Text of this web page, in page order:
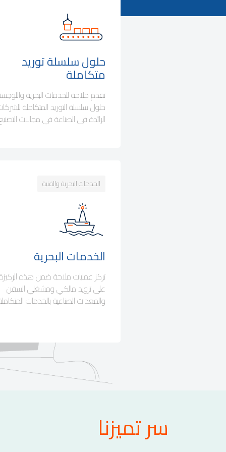
حلول سلسلة توريد
متكاملة
تقدم ملاحة للخدمات البحرية
حلول سلسلة التوريد المتكاملة
الرائدة في الصناعة في مجالات
الخدمات البحرية والفنية
الخدمات البحرية
تركز عمليات ملاحة ضمن هذه
على تزويد مالكي ومشغلي السفن
والمعدات الصناعية بالخدمات
سر تميزنا